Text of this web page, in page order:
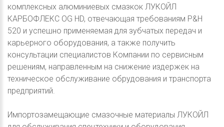
комплексных алюминиевых смазкок ЛУКОЙЛ
КАРБОФЛЕКС OG HD, отвечающая требованиям P&H
520 и успешно применяемая для зубчатых передач и
карьерного оборудования, а также получить
консультации специалистов Компании по сервисным
решениям, направленным на снижение издержек на
техническое обслуживание обрудования и транспорта
предприятий.
Импортозамещающие смазочные материалы ЛУКОЙЛ